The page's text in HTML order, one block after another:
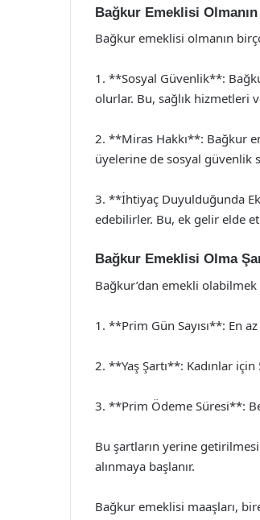
Bağkur Emeklisi Olmanın
Bağkur emeklisi olmanın
1. **Sosyal Güvenlik**:
olurlar. Bu, sağlık hizmetleri
2. **Miras Hakkı**: Bağkur
üyelerine de sosyal güvenlik
3. **İhtiyaç Duyulduğunda
edebilirler. Bu, ek gelir elde
Bağkur Emeklisi Olma
Bağkur’dan emekli
1. **Prim Gün Sayısı**: En
2. **Yaş Şartı**: Kadınlar
3. **Prim Ödeme Süresi**:
Bu şartların yerine
alınmaya başlanır.
Bağkur emeklisi maaşları,